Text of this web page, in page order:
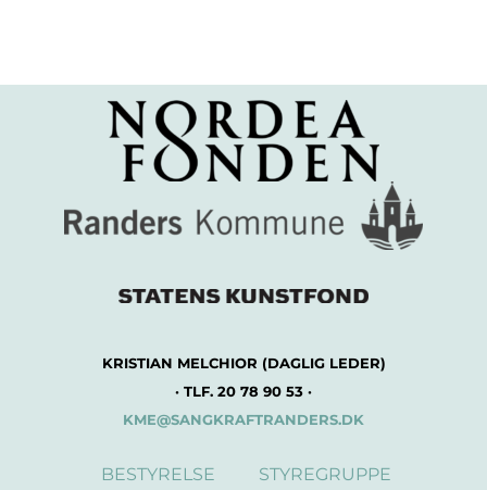
KRISTIAN MELCHIOR (DAGLIG LEDER)
· TLF. 20 78 90 53 ·
KME@SANGKRAFTRANDERS.DK
BESTYRELSE STYREGRUPPE